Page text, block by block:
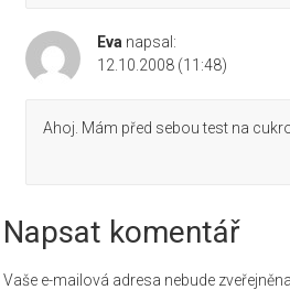
Eva napsal:
12.10.2008 (11:48)
Ahoj. Mám před sebou test na
Napsat komentář
Vaše e-mailová adresa nebude zveřejněna.